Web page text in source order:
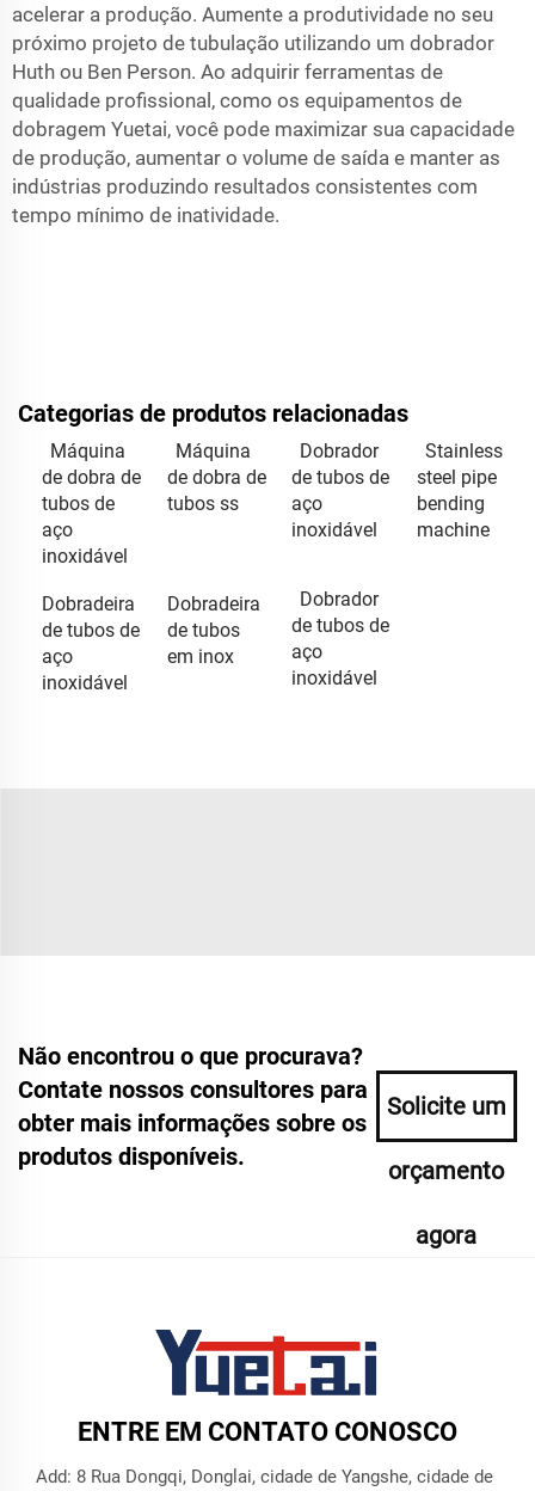
acelerar a produção. Aumente a produtividade no seu
próximo projeto de tubulação utilizando um dobrador
Huth ou Ben Person. Ao adquirir ferramentas de
qualidade profissional, como os equipamentos de
dobragem Yuetai, você pode maximizar sua capacidade
de produção, aumentar o volume de saída e manter as
indústrias produzindo resultados consistentes com
tempo mínimo de inatividade.
Categorias de produtos relacionadas
Máquina
de dobra de
tubos de
aço
inoxidável
Máquina
de dobra de
tubos ss
Dobrador
de tubos de
aço
inoxidável
Stainless
steel pipe
bending
machine
Dobradeira
de tubos de
aço
inoxidável
Dobradeira
de tubos
em inox
Dobrador
de tubos de
aço
inoxidável
Não encontrou o que procurava?
Contate nossos consultores para
obter mais informações sobre os
produtos disponíveis.
Solicite um
orçamento
agora
ENTRE EM CONTATO CONOSCO
Add: 8 Rua Dongqi, Donglai, cidade de Yangshe, cidade de